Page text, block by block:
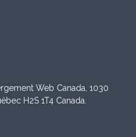
Web Canada, 1030
H2S 1T4 Canada.